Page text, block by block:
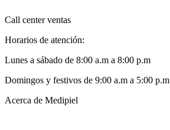
Call center ventas
Horarios de atención:
Lunes a sábado de 8:00 a.m a 8:00 p.m
Domingos y festivos de 9:00 a.m a 5:00 p.m
Acerca de Medipiel